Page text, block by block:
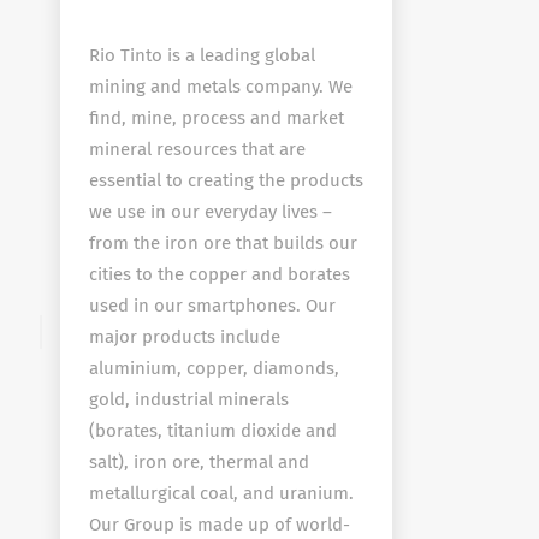
Rio Tinto is a leading global
mining and metals company. We
find, mine, process and market
mineral resources that are
essential to creating the products
we use in our everyday lives –
from the iron ore that builds our
cities to the copper and borates
used in our smartphones. Our
major products include
aluminium, copper, diamonds,
gold, industrial minerals
(borates, titanium dioxide and
salt), iron ore, thermal and
metallurgical coal, and uranium.
Our Group is made up of world-